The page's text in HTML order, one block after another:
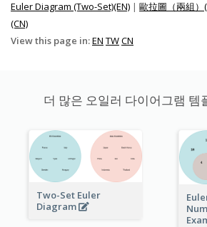
Euler Diagram (Two-Set)(EN) | 歐拉圖（兩組）
(CN)
View this page in:EN TWCN
더 많은 오일러 다이어그램 템
Two-Set Euler
Diagram